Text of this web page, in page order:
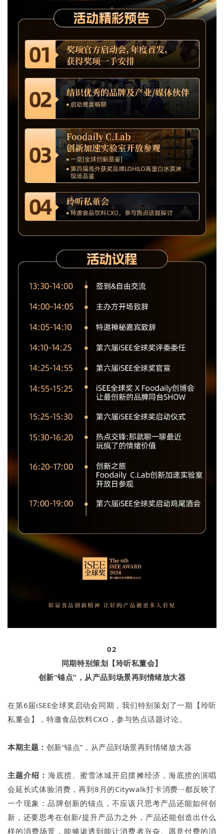
02
同期特别策划【玲听私董会】
创新“锚点”，从产品到场景再到情绪放大器
在第6届iSEE全球奖启动会同期，我们特别策划了一期【玲听
私董会】，特邀食品饮料CXO，参与热点话题讨论。
本期主题： 创新“锚点”，从产品到场景再到情绪放大器
主题介绍： 海底捞、蜜雪冰城开启摆摊经济，海底捞的演唱
会延长式体验消费，再到8月的Citywalk打卡消费···都反映了
一个现象：品牌创新的锚点，不应该只思考产品还能如何创
新，还要思考在创新/提升产品力之外，产品还能创造出什么
样的消费场景，能够渗透到能让消费者兴奋、愿意付费的消